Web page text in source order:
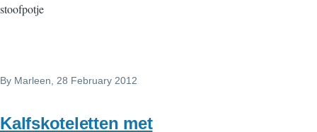
stoofpotje
By Marleen , 28 February 2012
Kalfskoteletten met